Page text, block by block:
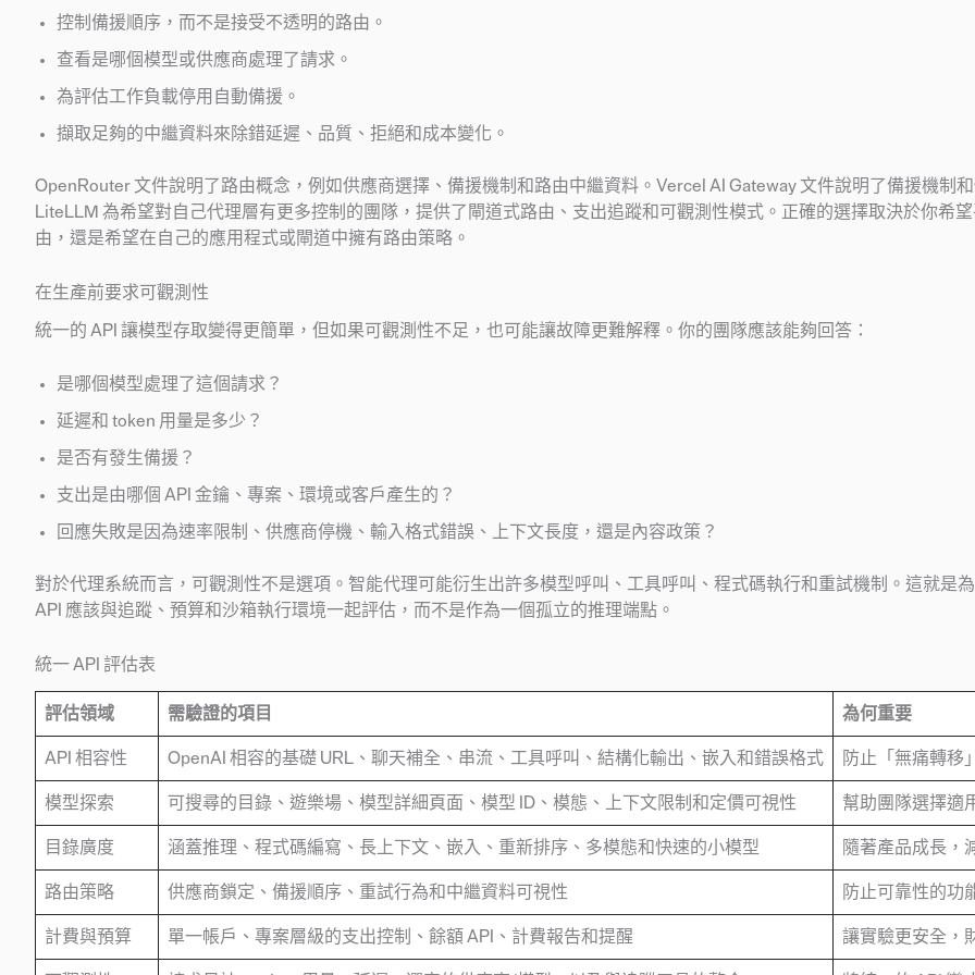
控制備援順序，而不是接受不透明的路由。
查看是哪個模型或供應商處理了請求。
為評估工作負載停用自動備援。
擷取足夠的中繼資料來除錯延遲、品質、拒絕和成本變化。
OpenRouter 文件說明了路由概念，例如供應商選擇、備援機制和路由中繼資料。Vercel AI Gateway 文件說明了備援機制和
LiteLLM 為希望對自己代理層有更多控制的團隊，提供了閘道式路由、支出追蹤和可觀測性模式。正確的選擇取決於你希
由，還是希望在自己的應用程式或閘道中擁有路由策略。
在生產前要求可觀測性
統一的 API 讓模型存取變得更簡單，但如果可觀測性不足，也可能讓故障更難解釋。你的團隊應該能夠回答：
是哪個模型處理了這個請求？
延遲和 token 用量是多少？
是否有發生備援？
支出是由哪個 API 金鑰、專案、環境或客戶產生的？
回應失敗是因為速率限制、供應商停機、輸入格式錯誤、上下文長度，還是內容政策？
對於代理系統而言，可觀測性不是選項。智能代理可能衍生出許多模型呼叫、工具呼叫、程式碼執行和重試機制。這就是
API 應該與追蹤、預算和沙箱執行環境一起評估，而不是作為一個孤立的推理端點。
統一 API 評估表
評估領域 需驗證的項目 為何重要
API 相容性 OpenAI 相容的基礎 URL、聊天補全、串流、工具呼叫、結構化輸出、嵌入和錯誤格式 防止「無痛轉移
模型探索 可搜尋的目錄、遊樂場、模型詳細頁面、模型 ID、模態、上下文限制和定價可視性 幫助團隊選擇適
目錄廣度 涵蓋推理、程式碼編寫、長上下文、嵌入、重新排序、多模態和快速的小模型 隨著產品成長，
路由策略 供應商鎖定、備援順序、重試行為和中繼資料可視性 防止可靠性的功
計費與預算 單一帳戶、專案層級的支出控制、餘額 API、計費報告和提醒 讓實驗更安全，